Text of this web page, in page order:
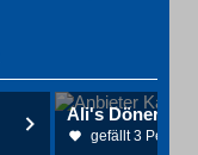
Ali's Döner-
gefällt 3